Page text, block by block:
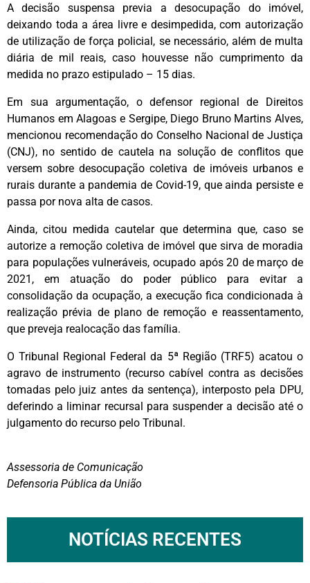
A decisão suspensa previa a desocupação do imóvel,
deixando toda a área livre e desimpedida, com autorização
de utilização de força policial, se necessário, além de multa
diária de mil reais, caso houvesse não cumprimento da
medida no prazo estipulado – 15 dias.
Em sua argumentação, o defensor regional de Direitos
Humanos em Alagoas e Sergipe, Diego Bruno Martins Alves,
mencionou recomendação do Conselho Nacional de Justiça
(CNJ), no sentido de cautela na solução de conflitos que
versem sobre desocupação coletiva de imóveis urbanos e
rurais durante a pandemia de Covid-19, que ainda persiste e
passa por nova alta de casos.
Ainda, citou medida cautelar que determina que, caso se
autorize a remoção coletiva de imóvel que sirva de moradia
para populações vulneráveis, ocupado após 20 de março de
2021, em atuação do poder público para evitar a
consolidação da ocupação, a execução fica condicionada à
realização prévia de plano de remoção e reassentamento,
que preveja realocação das família.
O Tribunal Regional Federal da 5ª Região (TRF5) acatou o
agravo de instrumento (recurso cabível contra as decisões
tomadas pelo juiz antes da sentença), interposto pela DPU,
deferindo a liminar recursal para suspender a decisão até o
julgamento do recurso pelo Tribunal.
Assessoria de Comunicação
Defensoria Pública da União
NOTÍCIAS RECENTES